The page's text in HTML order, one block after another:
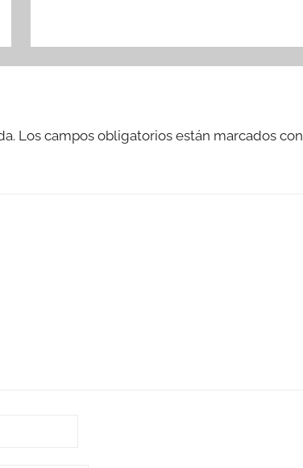
Los campos obligatorios están marcados con